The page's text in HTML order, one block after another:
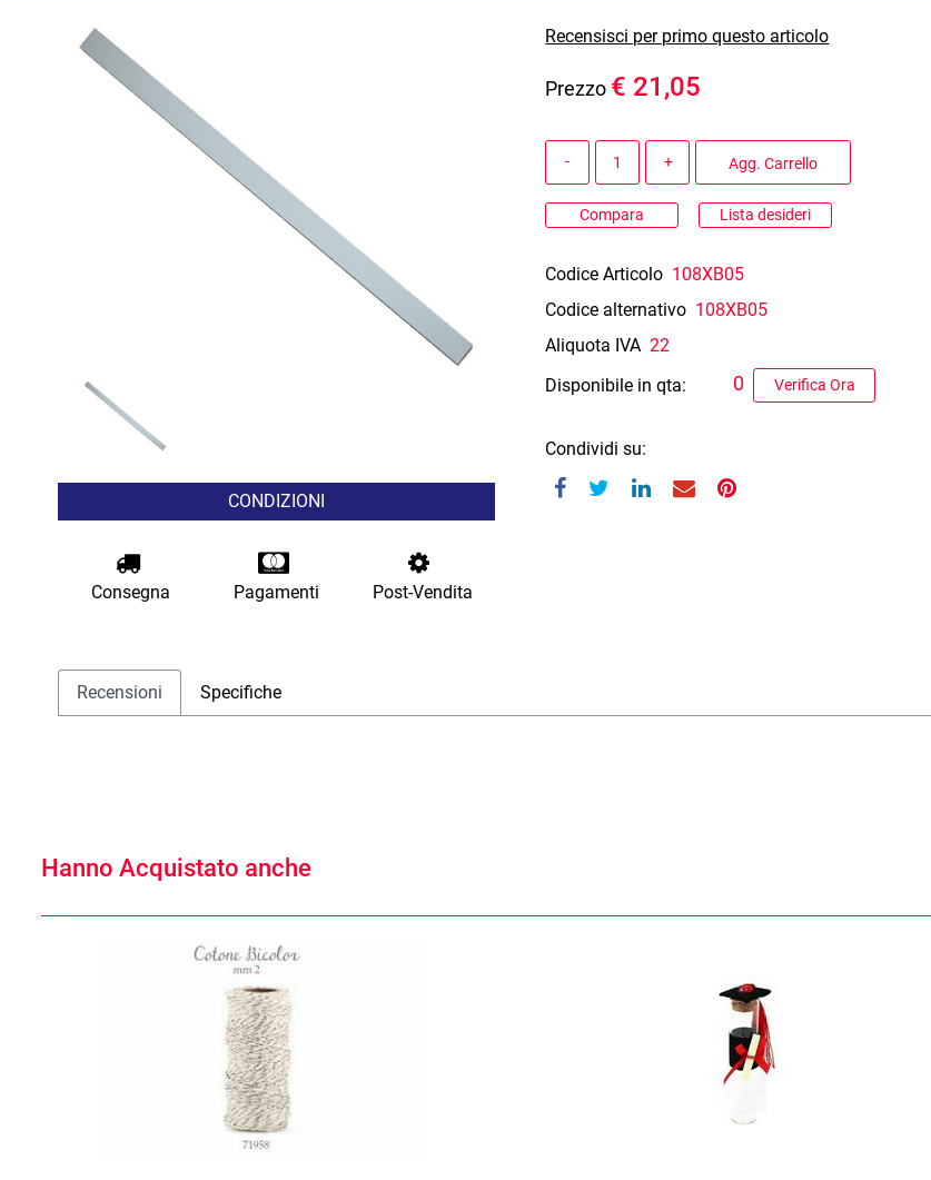
CONDIZIONI
Consegna Pagamenti Post-Vendita
Recensisci per primo questo articolo
Prezzo € 21,05
Agg. Carrello
Compara Lista desideri
Codice Articolo 108XB05
Codice alternativo 108XB05
Aliquota IVA 22
Disponibile in qta:
Verifica Ora
0
Condividi su:
Recensioni Specifiche
Hanno Acquistato anche